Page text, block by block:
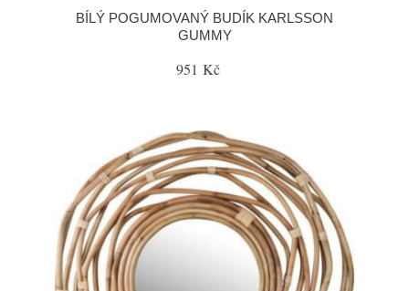
BÍLÝ POGUMOVANÝ BUDÍK KARLSSON
GUMMY
951 Kč